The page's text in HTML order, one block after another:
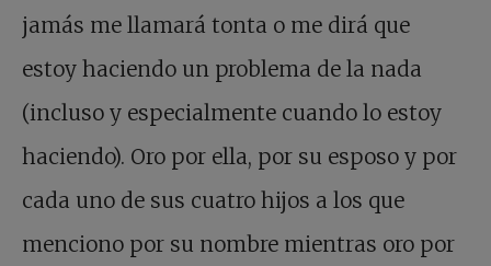
jamás me llamará tonta o me dirá que
estoy haciendo un problema de la nada
(incluso y especialmente cuando lo estoy
haciendo). Oro por ella, por su esposo y por
cada uno de sus cuatro hijos a los que
menciono por su nombre mientras oro por